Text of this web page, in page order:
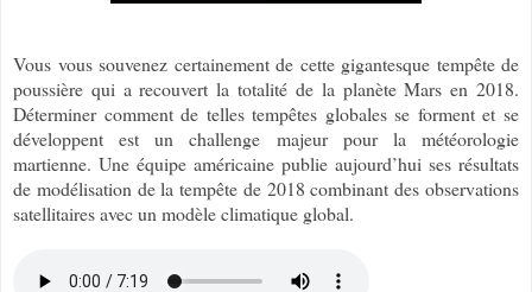
Vous vous souvenez certainement de cette gigantesque tempête de
poussière qui a recouvert la totalité de la planète Mars en 2018.
Déterminer comment de telles tempêtes globales se forment et se
développent est un challenge majeur pour la météorologie
martienne. Une équipe américaine publie aujourd’hui ses résultats
de modélisation de la tempête de 2018 combinant des observations
satellitaires avec un modèle climatique global.